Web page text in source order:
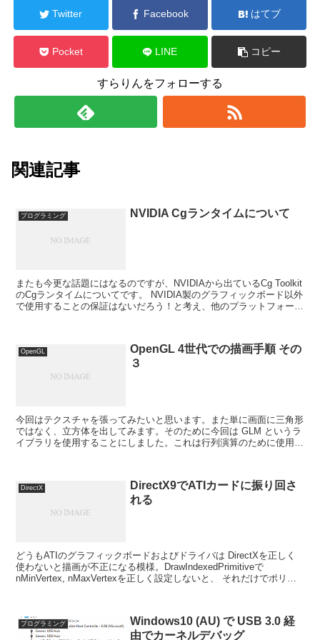
Twitter Facebook はてブ
Pocket LINE コピー
すらりんをフォローする
関連記事
プログラミング NVIDIA Cgランタイムについて
またも今更な話題にはなるのですが、NVIDIAから出ているCg Toolkit
のCgランタイムについてです。 NVIDIA製のグラフィックボード以外
で使用することの保証はないだろう！と考え、他のプラットフォーム
OpenGL
OpenGL 4世代での描画手順 その
３
今回はテクスチャを張ってみたいと思います。また単に画面に三角形
ではなく、立方体を出してみます。そのために今回は GLM というラ
イブラリを使用することにしました。これは行列演算のために使用し
DirectX
DirectX9でATIカードに振り回さ
れる
どうもATIのグラフィックボードおよびドライバは DirectXを正しく
使わないと描画が不正になる模様。DrawIndexedPrimitiveで
nMinVertex, nMaxVertexを正しく設定しないと、 それだけでポリゴ
プログラミング
Windows10 (AU) で USB 3.0 経
由でカーネルデバッグ